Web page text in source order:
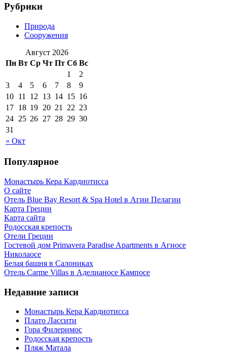
Рубрики
Природа
Сооружения
Август 2026
Пн Вт Ср Чт Пт Сб Вс
« Окт
1
2
3
4 5 6 7 8
9
10 11 12 13 14 15 16
17 18 19 20 21 22 23
24 25 26 27 28 29 30
31
Популярное
Монастырь Кера Кардиотисса
О сайте
Отель Blue Bay Resort & Spa Hotel в Агии Пелагии
Карта Греции
Карта сайта
Родосская крепость
Отели Греции
Гостевой дом Primavera Paradise Apartments в Агиосе
Николаосе
Белая башня в Салониках
Отель Carme Villas в Аделианосе Кампосе
Недавние записи
Монастырь Кера Кардиотисса
Плато Лассити
Гора Филеримос
Родосская крепость
Пляж Матала